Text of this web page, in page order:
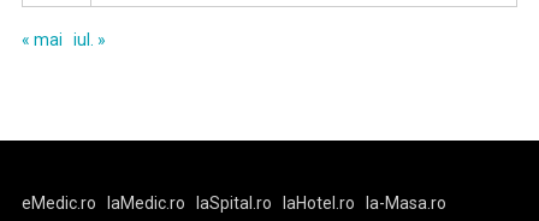
« mai iul. »
eMedic.ro laMedic.ro laSpital.ro laHotel.ro
la-Masa.ro